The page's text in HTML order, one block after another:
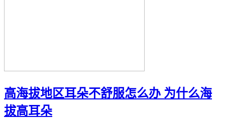
高海拔地区耳朵不舒服怎么办 为什么海
拔高耳朵